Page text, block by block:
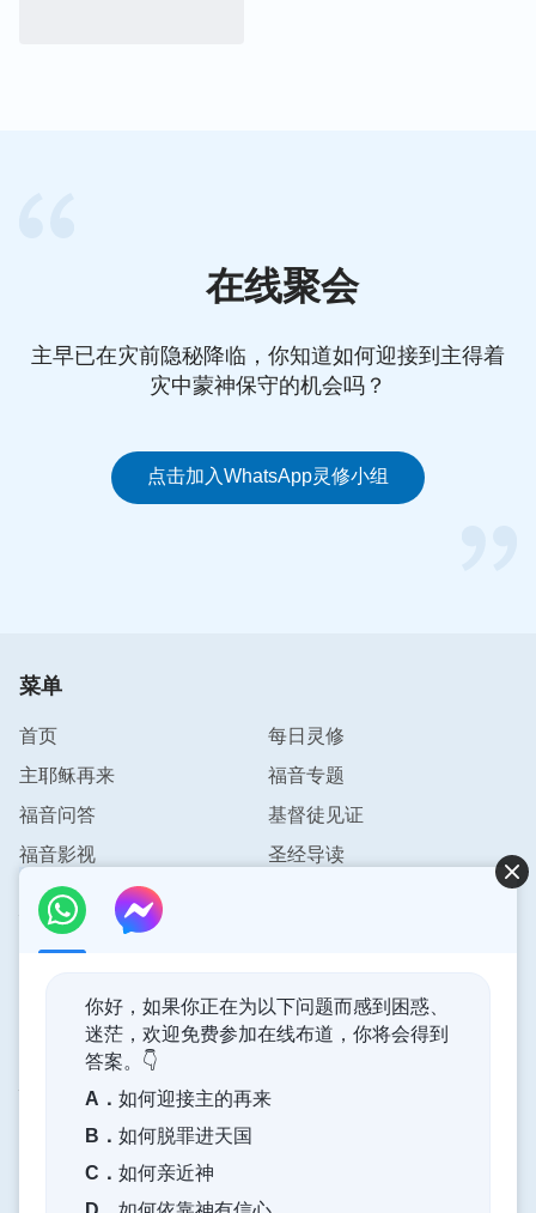
分激动，不住地感谢神。由于小女儿的伤势比较严
重，四根肋骨与锁骨被撞断送到大医院治疗。奇妙的
是小女儿在医院只住了20多天，伤就痊愈出院了。医
生们都惊讶地说：“这样的伤势，能恢复这么快，这
劫后余生 走上真正的人生
己的前途，能掌握自己的命运，那你还叫受造之物
吗？
掌握不了，都是神在主宰着。就像我们这次出了车
祸，在这杳无人烟的大雨天气，困在车里不能出去，
想打个求救电话都做不到，在我绝望的时候，神却及
时救我们于危难之中，这不都是神的奇妙作为吗？想
想自己信神之后，天天忙于上班挣钱，不好好追求真
理，还认为“有钱就有了一切”“钱不是万能的，没钱却
是万万不能的”，然而在灾难面前，钱什么也不是。
事物一次次为我们开辟出路，使我们幸免于难存活下
来，这是神对我极大的看顾和保守。我立志今后要好
好信神，多聚会交通神的话，按着神的话语去实行，
不能再把全部的心思和精力用在挣钱上了。我要尽好
受造之物的本分，活出一个有意义的人生。
在线聚会
主早已在灾前隐秘降临，你知道如何迎接到主得着
灾中蒙神保守的机会吗？
点击加入WhatsApp灵修小组
菜单
首页
每日灵修
主耶稣再来
福音专题
福音问答
基督徒见证
福音影视
圣经导读
联系我们
神的国度降临了
神的国度已经降临在人间！你想进入神的国度吗？
你好，如果你正在为以下问题而感到困惑、
迷茫，欢迎免费参加在线布道，你将会得到
答案。👇
A． 如何迎接主的再来
B． 如何脱罪进天国
C． 如何亲近神